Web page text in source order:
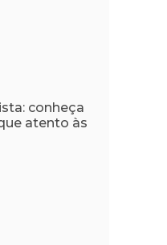
conheça
atento às